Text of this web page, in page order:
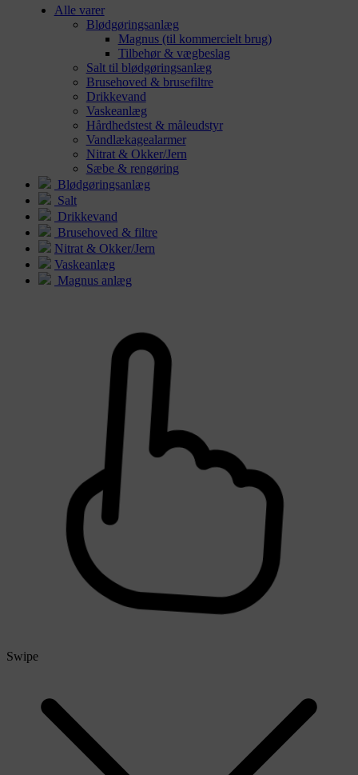
Alle varer
Blødgøringsanlæg
Magnus (til kommercielt brug)
Tilbehør & vægbeslag
Salt til blødgøringsanlæg
Brusehoved & brusefiltre
Drikkevand
Vaskeanlæg
Hårdhedstest & måleudstyr
Vandlækagealarmer
Nitrat & Okker/Jern
Sæbe & rengøring
Blødgøringsanlæg
Salt
Drikkevand
Brusehoved & filtre
Nitrat & Okker/Jern
Vaskeanlæg
Magnus anlæg
Swipe